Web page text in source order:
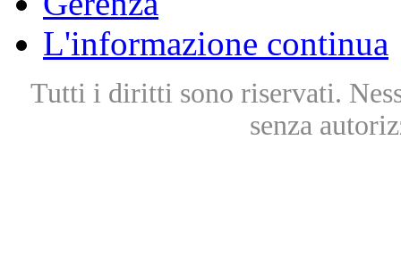
L'informazione continua
Tutti i diritti sono riservati.
senza